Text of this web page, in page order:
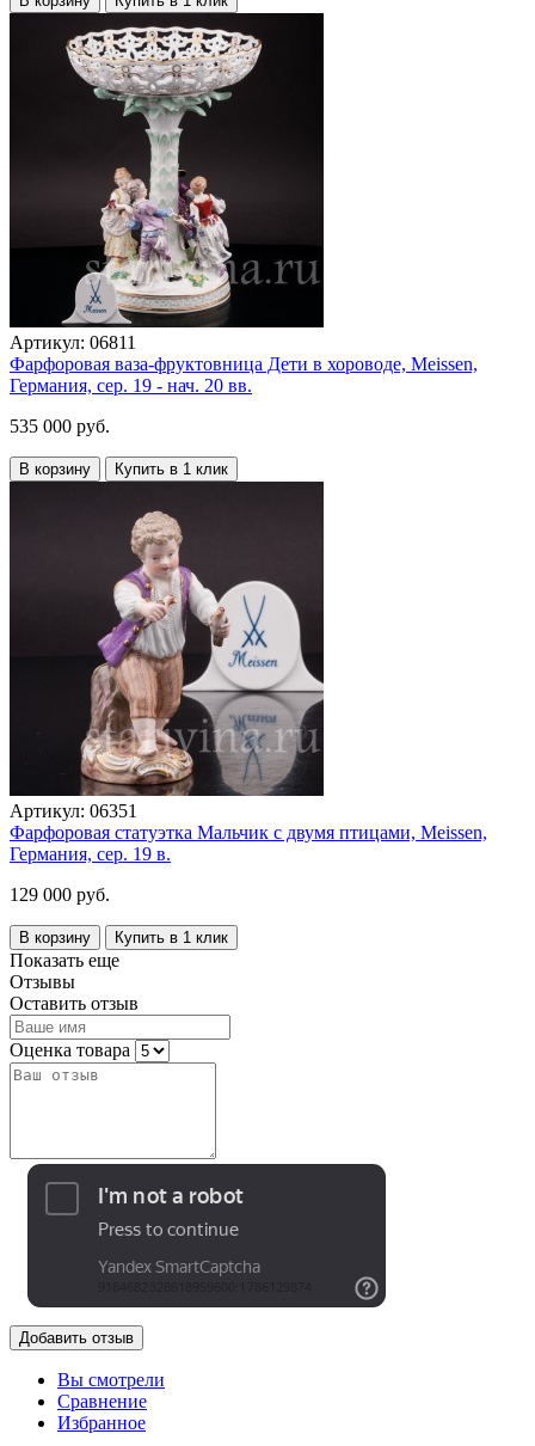
Артикул: 06811
Фарфоровая ваза-фруктовница Дети в хороводе, Meissen,
Германия, сер. 19 - нач. 20 вв.
535 000 руб.
В корзину Купить в 1 клик
Артикул: 06351
Фарфоровая статуэтка Мальчик с двумя птицами, Meissen,
Германия, сер. 19 в.
129 000 руб.
В корзину Купить в 1 клик
Показать еще
Отзывы
Оставить отзыв
Оценка товара
Добавить отзыв
Вы смотрели
Сравнение
Избранное